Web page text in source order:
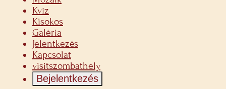
Kvíz
Kisokos
Galéria
Jelentkezés
Kapcsolat
visitszombathely
Bejelentkezés